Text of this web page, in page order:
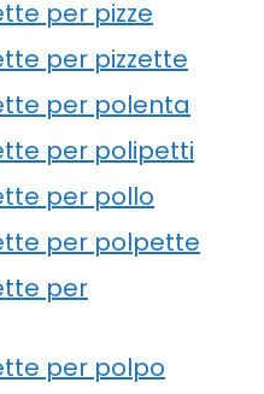
per pizze
per pizzette
per polenta
per polipetti
per pollo
per polpette
per
per polpo